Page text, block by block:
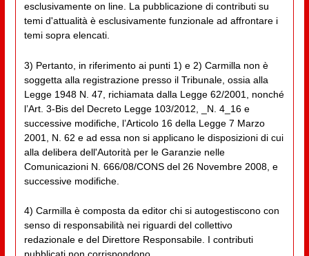
esclusivamente on line. La pubblicazione di contributi su
temi d'attualità è esclusivamente funzionale ad affrontare i
temi sopra elencati.
3) Pertanto, in riferimento ai punti 1) e 2) Carmilla non è
soggetta alla registrazione presso il Tribunale, ossia alla
Legge 1948 N. 47, richiamata dalla Legge 62/2001, nonché
l’Art. 3-Bis del Decreto Legge 103/2012, _N. 4_16 e
successive modifiche, l’Articolo 16 della Legge 7 Marzo
2001, N. 62 e ad essa non si applicano le disposizioni di cui
alla delibera dell'Autorità per le Garanzie nelle
Comunicazioni N. 666/08/CONS del 26 Novembre 2008, e
successive modifiche.
4) Carmilla è composta da editor chi si autogestiscono con
senso di responsabilità nei riguardi del collettivo
redazionale e del Direttore Responsabile. I contributi